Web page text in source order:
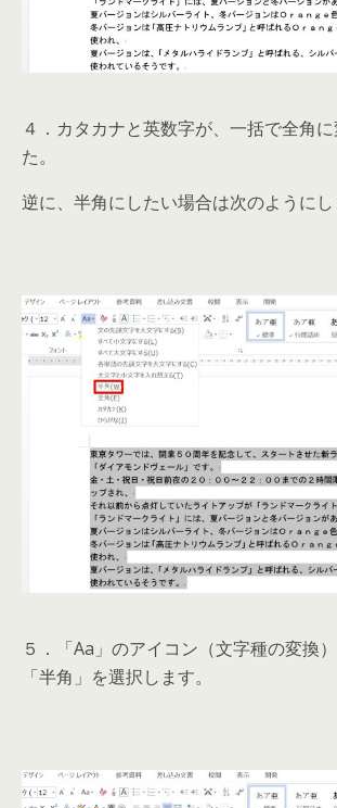
４．カタカナと英数字が、一括で全角
た。
逆に、半角にしたい場合は次のようにし
５．「Aa」のアイコン（文字種の変換）
「半角」を選択します。